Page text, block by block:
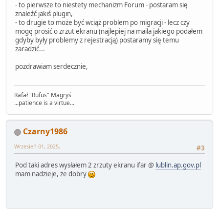
- to pierwsze to niestety mechanizm Forum - postaram się
znaleźć jakiś plugin,
- to drugie to może być wciąż problem po migracji - lecz czy
mogę prosić o zrzut ekranu (najlepiej na maila jakiego podałem
gdyby były problemy z rejestracją) postaramy się temu
zaradzić...
pozdrawiam serdecznie,
Rafał "Rufus" Magryś
...patience is a virtue...
Czarny1986
#3
Wrzesień 01, 2025,
Pod taki adres wysłałem 2 zrzuty ekranu ifar @ lublin.ap.gov.pl
mam nadzieje, że dobry